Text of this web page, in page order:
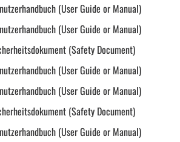
(User Guide or Manual)
(User Guide or Manual)
(Safety Document)
(User Guide or Manual)
(User Guide or Manual)
(Safety Document)
(User Guide or Manual)